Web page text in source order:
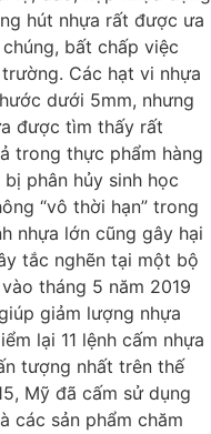
hút nhựa rất được ưa
bất chấp việc
Các hạt vi nhựa
dưới 5mm, nhưng
được tìm thấy rất
trong thực phẩm hàng
phân hủy sinh học
“vô thời hạn” trong
nhựa lớn cũng gây hại
tắc nghẽn tại một bộ
tháng 5 năm 2019
giảm lượng nhựa
lại 11 lệnh cấm nhựa
tượng nhất trên thế
Mỹ đã cấm sử dụng
các sản phẩm chăm